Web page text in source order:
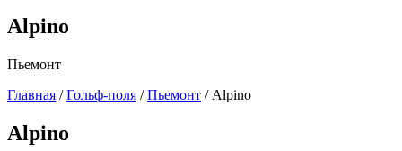
Alpino
Пьемонт
Главная / Гольф-поля / Пьемонт / Alpino
Alpino